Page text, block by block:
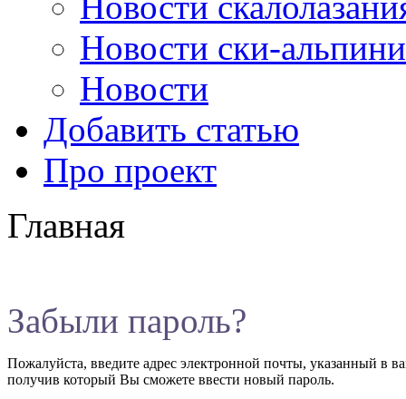
Новости ски-
Новости
Добавить статью
Про проект
Главная
Забыли пароль?
Пожалуйста, введите адрес электронной почты, указанный в
получив который Вы сможете ввести новый пароль.